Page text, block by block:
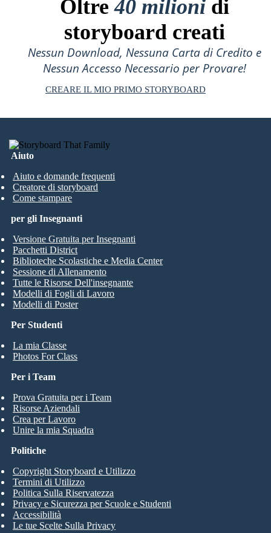
Oltre40 milioni di
storyboard creati
Nessun Download, Nessuna Carta di Credito e
Nessun Accesso Necessario per Provare!
CREARE IL MIO PRIMO STORYBOARD
Aiuto
Aiuto e domande frequenti
Creatore di storyboard
Come stampare
Per Studenti
La mia Classe
Photos For Class
per gli Insegnanti
Versione Gratuita per Insegnanti
Pacchetti District
Biblioteche Scolastiche e Media Center
Sessione di Allenamento
Tutte le Risorse Dell'insegnante
Modelli di Fogli di Lavoro
Modelli di Poster
Per i Team
Prova Gratuita per i Team
Risorse Aziendali
Crea per Lavoro
Unire la mia Squadra
Politiche
Copyright Storyboard e Utilizzo
Termini di Utilizzo
Politica Sulla Riservatezza
Privacy e Sicurezza per Scuole e Studenti
Accessibilità
Le tue Scelte Sulla Privacy